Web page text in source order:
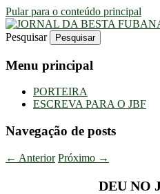
Pular para o conteúdo principal
JORNAL DA
Uma Gazeta Escrota
Pesquisar
Menu principal
PORTEIRA
ESCREVA PARA O JBF
Navegação de posts
← Anterior Próximo →
DEU NO